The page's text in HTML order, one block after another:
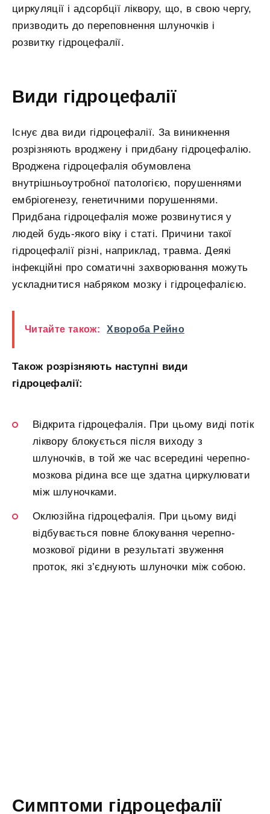
циркуляції і адсорбції ліквору, що, в свою чергу,
призводить до переповнення шлуночків і
розвитку гідроцефалії.
Види гідроцефалії
Існує два види гідроцефалії. За виникнення
розрізняють вроджену і придбану гідроцефалію.
Вроджена гідроцефалія обумовлена ​​
внутрішньоутробної патологією, порушеннями
ембріогенезу, генетичними порушеннями.
Придбана гідроцефалія може розвинутися у
людей будь-якого віку і статі. Причини такої
гідроцефалії різні, наприклад, травма. Деякі
інфекційні про соматичні захворювання можуть
ускладнитися набряком мозку і гідроцефалією.
Читайте також: Хвороба Рейно
Також розрізняють наступні види
гідроцефалії:
Відкрита гідроцефалія. При цьому виді потік
ліквору блокується після виходу з
шлуночків, в той же час всередині черепно-
мозкова рідина все ще здатна циркулювати
між шлуночками.
Оклюзійна гідроцефалія. При цьому виді
відбувається повне блокування черепно-
мозкової рідини в результаті звуження
проток, які з’єднують шлуночки між собою.
Симптоми гідроцефалії